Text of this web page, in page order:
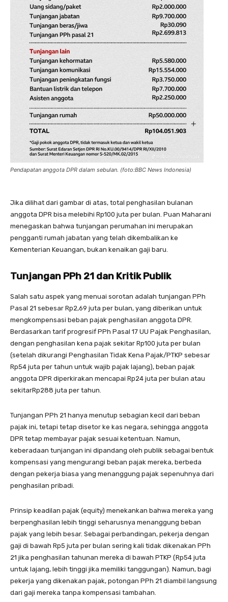
Pendapatan anggota DPR dalam sebulan. (foto:BBC News Indonesia)
Jika dilihat dari gambar di atas, total penghasilan bulanan
anggota DPR bisa melebihi Rp100 juta per bulan. Puan Maharani
menegaskan bahwa tunjangan perumahan ini merupakan
pengganti rumah jabatan yang telah dikembalikan ke
Kementerian Keuangan, bukan kenaikan gaji baru.
Tunjangan PPh 21 dan Kritik Publik
Salah satu aspek yang menuai sorotan adalah tunjangan PPh
Pasal 21 sebesar Rp2,69 juta per bulan, yang diberikan untuk
mengkompensasi beban pajak penghasilan anggota DPR.
Berdasarkan tarif progresif PPh Pasal 17 UU Pajak Penghasilan,
dengan penghasilan kena pajak sekitar Rp100 juta per bulan
(setelah dikurangi Penghasilan Tidak Kena Pajak/PTKP sebesar
Rp54 juta per tahun untuk wajib pajak lajang), beban pajak
anggota DPR diperkirakan mencapai Rp24 juta per bulan atau
sekitarRp288 juta per tahun.
Tunjangan PPh 21 hanya menutup sebagian kecil dari beban
pajak ini, tetapi tetap disetor ke kas negara, sehingga anggota
DPR tetap membayar pajak sesuai ketentuan. Namun,
keberadaan tunjangan ini dipandang oleh publik sebagai bentuk
kompensasi yang mengurangi beban pajak mereka, berbeda
dengan pekerja biasa yang menanggung pajak sepenuhnya dari
penghasilan pribadi.
Prinsip keadilan pajak (equity) menekankan bahwa mereka yang
berpenghasilan lebih tinggi seharusnya menanggung beban
pajak yang lebih besar. Sebagai perbandingan, pekerja dengan
gaji di bawah Rp5 juta per bulan sering kali tidak dikenakan PPh
21 jika penghasilan tahunan mereka di bawah PTKP (Rp54 juta
untuk lajang, lebih tinggi jika memiliki tanggungan). Namun, bagi
pekerja yang dikenakan pajak, potongan PPh 21 diambil langsung
dari gaji mereka tanpa kompensasi tambahan.